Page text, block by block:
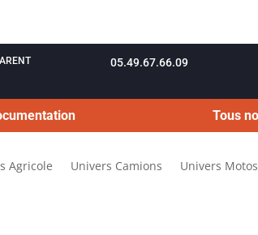
05.49.67.66.09
Tous
Agricole Univers Camions Univers Motos